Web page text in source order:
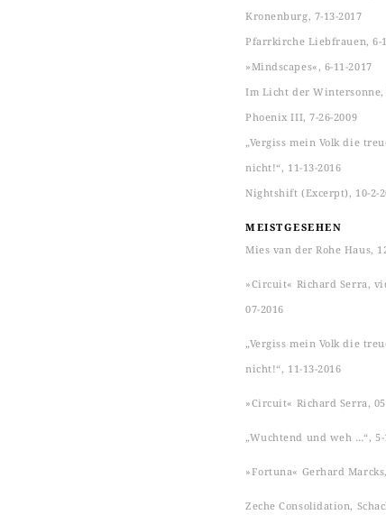
Kronenburg, 7-13-2017
Pfarrkirche Liebfrauen, 6-
»Mindscapes«, 6-11-2017
Im Licht der Wintersonne,
Phoenix III, 7-26-2009
„Vergiss mein Volk die
nicht!“, 11-13-2016
Nightshift (Excerpt), 10-2-
MEISTGESEHEN
Mies van der Rohe Haus,
»Circuit« Richard Serra,
07-2016
„Vergiss mein Volk die
nicht!“, 11-13-2016
»Circuit« Richard Serra,
„Wuchtend und weh …“, 5-
»Fortuna« Gerhard
Zeche Consolidation,